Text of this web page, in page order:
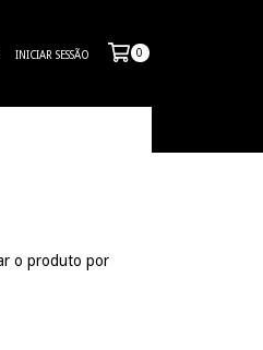
INICIAR SESSÃO 0
o produto por